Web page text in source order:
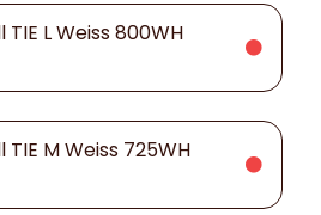
L Weiss 800WH
M Weiss 725WH